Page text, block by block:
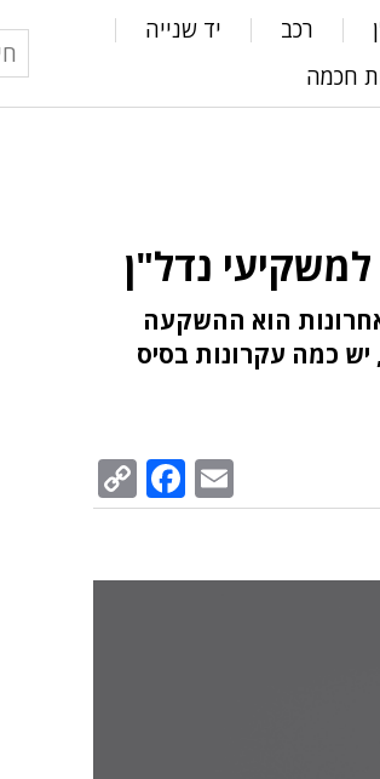
רכב
יד שנייה
חכמה
הוא ההשקעה
כמה עקרונות בסיס
Email
Facebook
Link